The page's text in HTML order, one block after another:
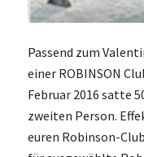
Passend zum
einer ROBINSON
Februar 2016 satte
zweiten Person.
euren Robinson-